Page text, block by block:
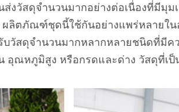
วัสดุจำนวนมากอย่างต่อเนื่องที่มีมุม
ผลิตภัณฑ์ชุดนี้ใช้กันอย่างแพร่หลายใ
บวัสดุจำนวนมากหลากหลายชนิดที่มี
อุณหภูมิสูง หรือกรดและด่าง วัสดุที่เ